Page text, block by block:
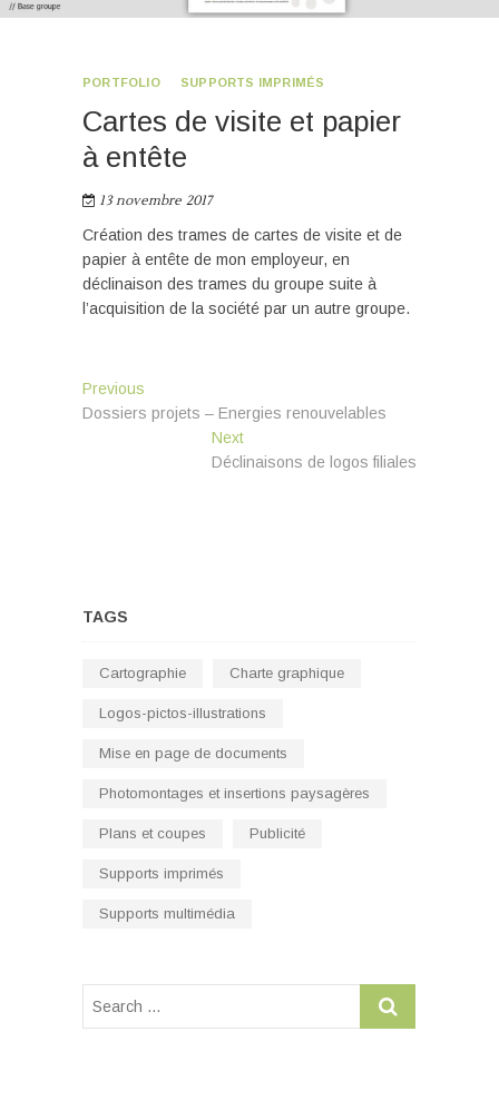
PORTFOLIO SUPPORTS IMPRIMÉS
Cartes de visite et papier
à entête
13 novembre 2017
Création des trames de cartes de visite et de
papier à entête de mon employeur, en
déclinaison des trames du groupe suite à
l’acquisition de la société par un autre groupe.
Navigation
de
Previous
post:
Dossiers projets – Energies renouvelables
NextNext
post:
Déclinaisons de logos filiales
TAGS
Cartographie Charte graphique
Logos-pictos-illustrations
Mise en page de documents
Photomontages et insertions paysagères
Plans et coupes Publicité
Supports imprimés
Supports multimédia